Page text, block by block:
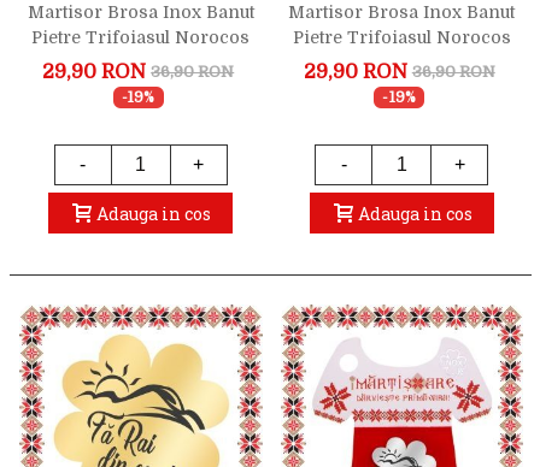
Martisor Brosa Inox Banut
Pietre Trifoiasul Norocos
Auriu
29,90 RON 36,90 RON
-19%
- +
Adauga in cos
Martisor Brosa Inox Banut
Pietre Trifoiasul Norocos
Argintiu
29,90 RON 36,90 RON
-19%
- +
Adauga in cos